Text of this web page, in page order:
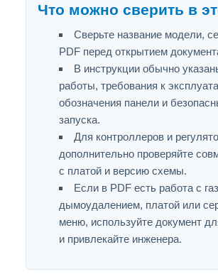
Что можно сверить в
Сверьте название модели,
PDF перед открытием
В инструкции обычно
работы, требования к
обозначения панели и
запуска.
Для контроллеров и
дополнительно проверяйте
с платой и версию схемы.
Если в PDF есть работа с
дымоудалением, платой или
меню, используйте документ
и привлекайте инженера.